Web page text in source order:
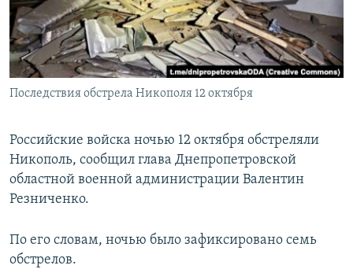
ПОБЕДИТЕЛЕЙ НЕ СУДЯТ?
КРЫМ.НЕПОКОРЕННЫЙ
ELIFBE
УКРАИНСКАЯ ПРОБЛЕМА КРЫМА
ПРИСОЕДИНЯЙТЕСЬ!
Последствия обстрела Никополя 12 октября
Российские войска ночью 12 октября обстреляли
Никополь, сообщил глава Днепропетровской
областной военной администрации Валентин
Резниченко.
По его словам, ночью было зафиксировано семь
обстрелов.